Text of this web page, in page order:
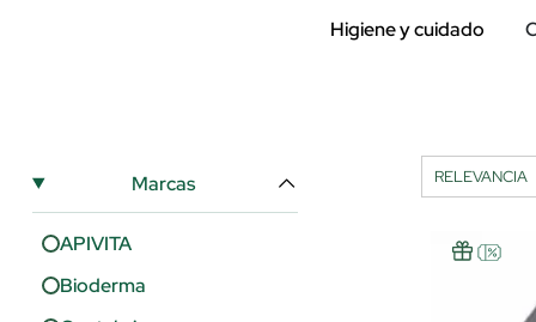
Higiene y cuidado
Marcas
APIVITA
Bioderma